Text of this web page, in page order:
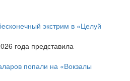
экстрим в «Целуй
года представила
попали на «Вокзалы